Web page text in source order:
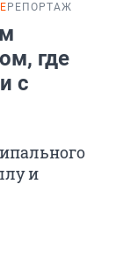
РЕПОРТАЖ
где
с
и